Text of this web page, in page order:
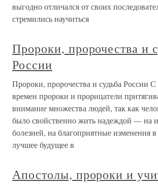
выгодно отличался от своих
стремились научиться
Пророки, пророчества и
России
Пророки, пророчества и судьба России
времен пророки и прорицатели
внимание множества людей, так как
было свойственно жить надеждой — на
болезней, на благоприятные изменения в
лучшее будущее в
Апостолы, пророки и